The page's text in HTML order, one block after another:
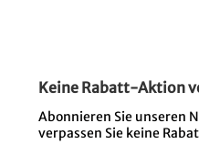
Keine Rabatt-Aktion
Abonnieren Sie unseren
verpassen Sie keine